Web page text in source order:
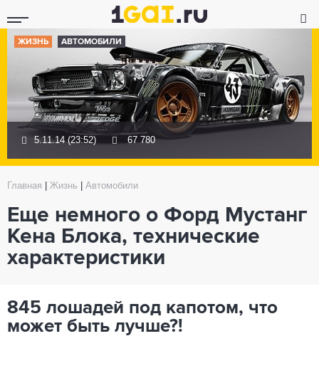
ЖИЗНЬ АВТОМОБИЛИ
5.11.14 (23:52) 67 780
Главная Жизнь Автомобили
Еще немного о Форд Мустанг
Кена Блока, технические
характеристики
845 лошадей под капотом, что
может быть лучше?!